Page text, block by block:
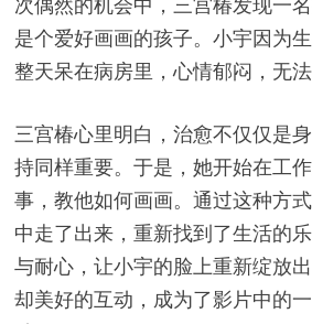
是个爱好画画的孩子。小宇因为
整天呆在病房里，心情郁闷，无法
三宫椿心里明白，治愈不仅仅是
持同样重要。于是，她开始在工
事，教他如何画画。通过这种方
中走了出来，重新找到了生活的
与耐心，让小宇的脸上重新绽放
却美好的互动，成为了影片中的